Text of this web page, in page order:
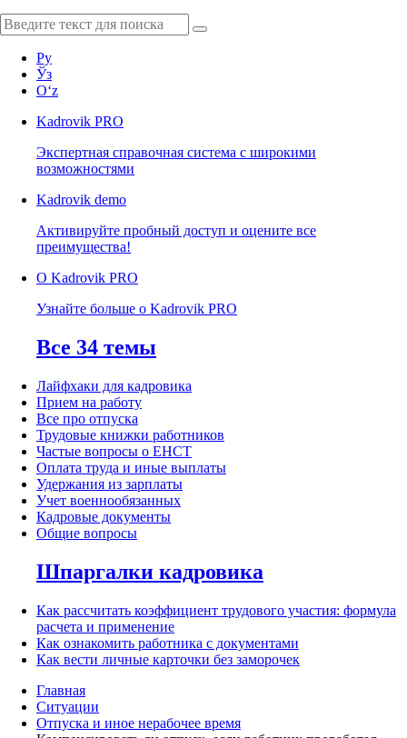
Ру
Ўз
Oʻz
Kadrovik PRO
Экспертная справочная система с широкими
возможностями
Kadrovik demo
Активируйте пробный доступ и оцените все
преимущества!
О Kadrovik PRO
Узнайте больше о Kadrovik PRO
Все 34 темы
Лайфхаки для кадровика
Прием на работу
Все про отпуска
Трудовые книжки работников
Частые вопросы о ЕНСТ
Оплата труда и иные выплаты
Удержания из зарплаты
Учет военнообязанных
Кадровые документы
Общие вопросы
Шпаргалки кадровика
Как рассчитать коэффициент трудового участия: формула
расчета и применение
Как ознакомить работника с документами
Как вести личные карточки без заморочек
Главная
Ситуации
Отпуска и иное нерабочее время